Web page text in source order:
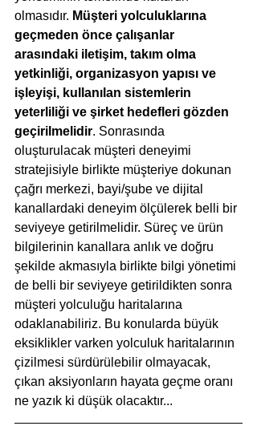
olmasıdır. Müşteri yolculuklarına
geçmeden önce çalışanlar
arasındaki iletişim, takım olma
yetkinliği, organizasyon yapısı ve
işleyişi, kullanılan sistemlerin
yeterliliği ve şirket hedefleri gözden
geçirilmelidir. Sonrasında
oluşturulacak müşteri deneyimi
stratejisiyle birlikte müşteriye dokunan
çağrı merkezi, bayi/şube ve dijital
kanallardaki deneyim ölçülerek belli bir
seviyeye getirilmelidir. Süreç ve ürün
bilgilerinin kanallara anlık ve doğru
şekilde akmasıyla birlikte bilgi yönetimi
de belli bir seviyeye getirildikten sonra
müşteri yolculuğu haritalarına
odaklanabiliriz. Bu konularda büyük
eksiklikler varken yolculuk haritalarının
çizilmesi sürdürülebilir olmayacak,
çıkan aksiyonların hayata geçme oranı
ne yazık ki düşük olacaktır...